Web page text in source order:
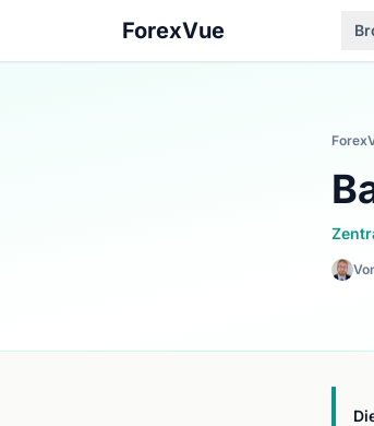
ForexVue